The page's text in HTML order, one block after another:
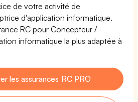
de votre activité de
d'application informatique.
RC pour Concepteur /
informatique la plus adaptée à
les assurances RC PRO